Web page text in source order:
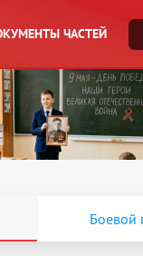
ЧАСТЕЙ
Боевой